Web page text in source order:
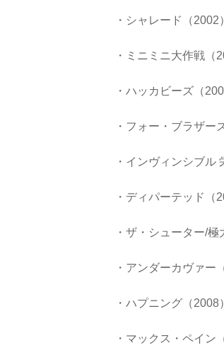
・シャレード（2002）
・ミニミニ大作戦（
・ハッカビーズ（
・フォー・ブラザー
・インヴィンシブル
・ディパーテッド（
・ザ・シューター/極
・アンダーカヴァー
・ハプニング（2008）
・マックス・ペイン